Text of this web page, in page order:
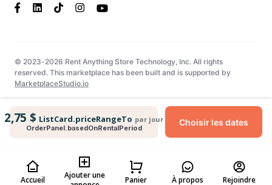
2,75 $ ListCard.priceRangeTo par jour
OrderPanel.basedOnRentalPeriod
Choisir les dates
Accueil
Ajouter une
Panier À propos Rejoindre
© 2023-2026 Rent Anything Store Technology, Inc. All rights
reserved. This marketplace has been built and is supported by
MarketplaceStudio.io